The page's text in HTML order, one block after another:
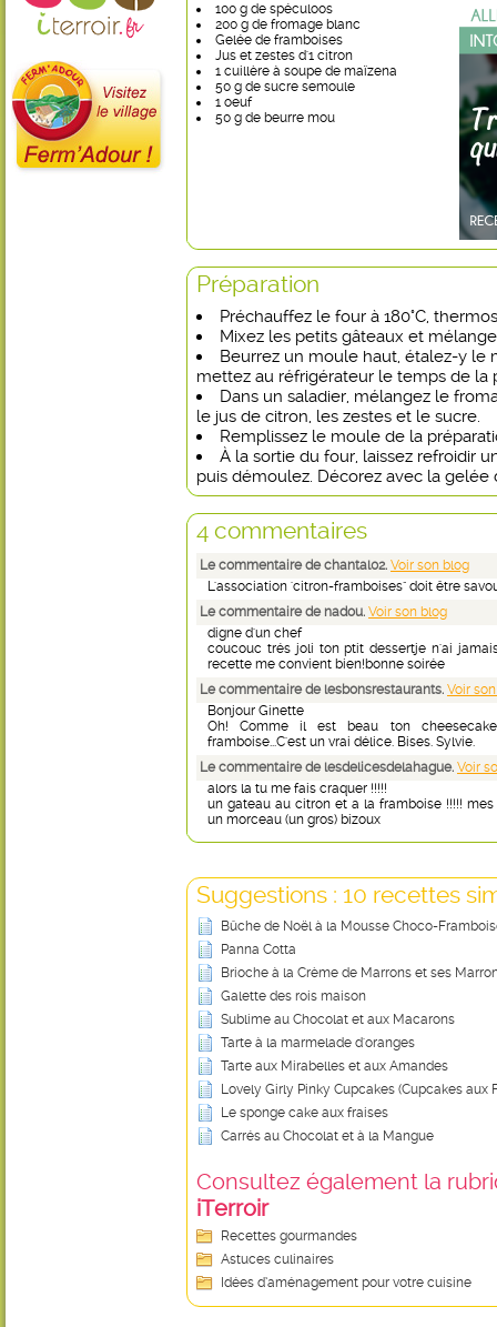
100 g de spéculoos
200 g de fromage blanc
Gelée de framboises
Jus et zestes d'1 citron
1 cuillère à soupe de maïzena
50 g de sucre semoule
1 oeuf
50 g de beurre mou
Préparation
Préchauffez le four à 180°C,
Mixez les petits gâteaux et
Beurrez un moule haut, étalez-y le
mettez au réfrigérateur le temps de la
Dans un saladier, mélangez le
le jus de citron, les zestes et le sucre.
Remplissez le moule de la
À la sortie du four, laissez refroidir
puis démoulez. Décorez avec la gelée
4 commentaires
Le commentaire de chantal02. Voir son blog
L'association 'citron-framboises" doit être
Le commentaire de nadou. Voir son blog
digne d'un chef
coucouc trés joli ton ptit dessertje n'ai
recette me convient bien!bonne soirée
Le commentaire de lesbonsrestaurants. Voir
Bonjour Ginette
Oh! Comme il est beau ton
framboise...C'est un vrai délice. Bises. Sylvie.
Le commentaire de lesdelicesdelahague. Voir
alors la tu me fais craquer !!!!!
un gateau au citron et a la framboise !!!!!
un morceau (un gros) bizoux
Suggestions : 10 recettes
Bûche de Noël à la Mousse Choco-
Panna Cotta
Brioche à la Crème de Marrons et ses
Galette des rois maison
Sublime au Chocolat et aux Macarons
Tarte à la marmelade d'oranges
Tarte aux Mirabelles et aux Amandes
Lovely Girly Pinky Cupcakes (Cupcakes aux
Le sponge cake aux fraises
Carrés au Chocolat et à la Mangue
Consultez également la
iTerroir
Recettes gourmandes
Astuces culinaires
Idées d’aménagement pour votre cuisine